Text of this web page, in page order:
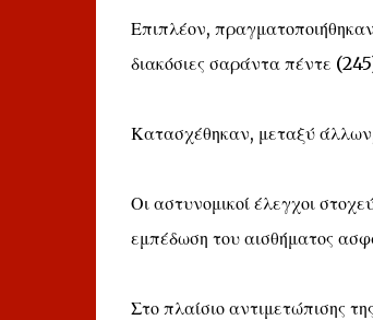
Επιπλέον,
διακόσιες σαράντα πέντε
Κατασχέθηκαν, μεταξύ
Οι αστυνομικοί έλεγχοι
εμπέδωση του αισθήματος
Στο πλαίσιο αντιμετώπισης